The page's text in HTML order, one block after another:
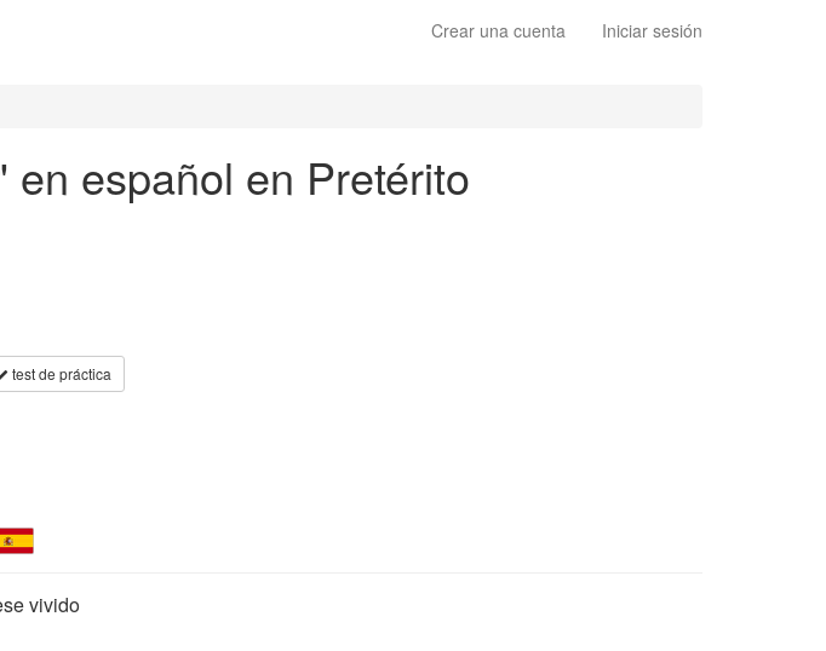
Crear una cuenta Iniciar sesión
español en Pretérito
test de práctica
vivido